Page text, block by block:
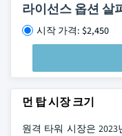
라이선스 옵션 살
시작 가격: $2,450
먼 탑 시장 크기
원격 타워 시장은 2023